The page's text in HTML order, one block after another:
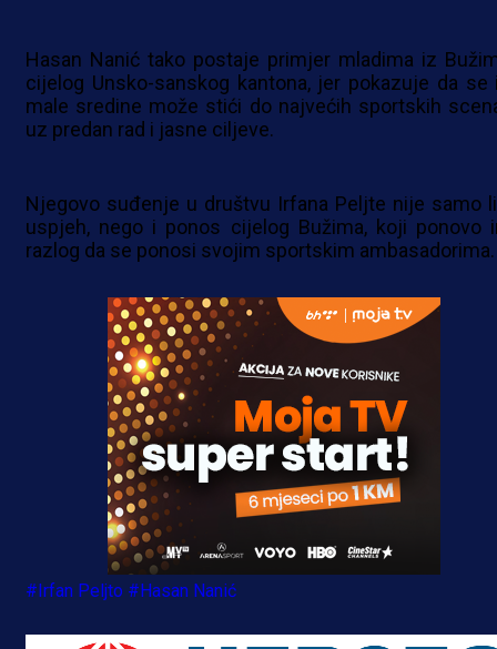
Hasan Nanić tako postaje primjer mladima iz
cijelog Unsko-sanskog kantona, jer pokazuje da se
male sredine može stići do najvećih sportskih
uz predan rad i jasne ciljeve.
Njegovo suđenje u društvu Irfana Peljte nije samo
uspjeh, nego i ponos cijelog Bužima, koji ponovo
razlog da se ponosi svojim sportskim ambasadorima.
#Irfan Peljto #Hasan Nanić